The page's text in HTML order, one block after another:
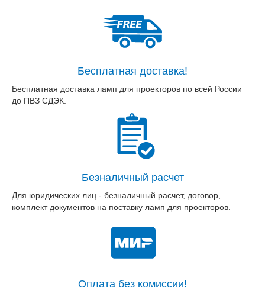
Бесплатная доставка!
Бесплатная доставка ламп для проекторов по всей России
до ПВЗ СДЭК.
Безналичный расчет
Для юридических лиц - безналичный расчет, договор,
комплект документов на поставку ламп для проекторов.
Оплата без комиссии!